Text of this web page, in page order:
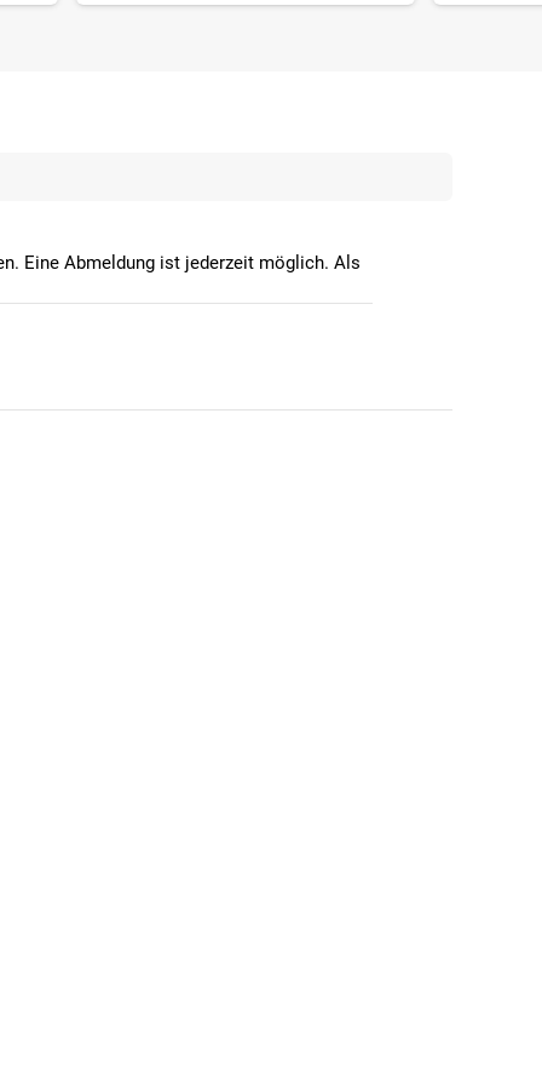
Eine Abmeldung ist jederzeit möglich. Als